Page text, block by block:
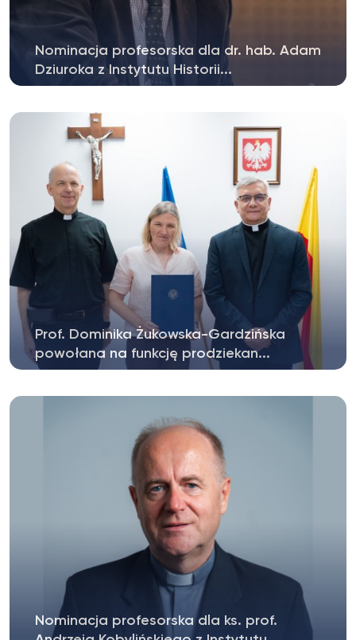
Nominacja profesorska dla dr. hab. Adam
Dziuroka z Instytutu Historii...
postanowieniem z dnia 2 czerwca 2026 r....
Prof. Dominika Żukowska-Gardzińska
powołana na funkcję prodziekan...
Wyszyńskiego w Warszawie, ks. prof. dr...
Nominacja profesorska dla ks. prof.